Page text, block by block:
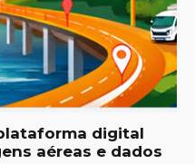
digital
aéreas e dados